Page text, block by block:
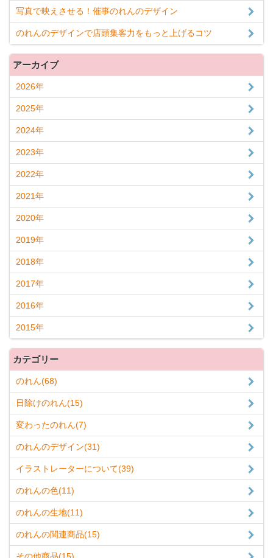
写真で映えさせる！催事のれんのデザイン
のれんのデザインで店頭集客力をもっと上げるコツ
アーカイブ
2026年
2025年
2024年
2023年
2022年
2021年
2020年
2019年
2018年
2017年
2016年
2015年
カテゴリー
のれん(68)
日除けのれん(15)
変わったのれん(7)
のれんのデザイン(31)
イラストレーターについて(39)
のれんの色(11)
のれんの生地(11)
のれんの関連商品(15)